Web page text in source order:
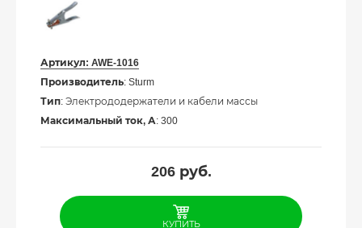
Артикул: AWE-1016
Производитель: Sturm
Тип: Электрододержатели и кабели массы
Максимальный ток, А: 300
206руб.
КУПИТЬ